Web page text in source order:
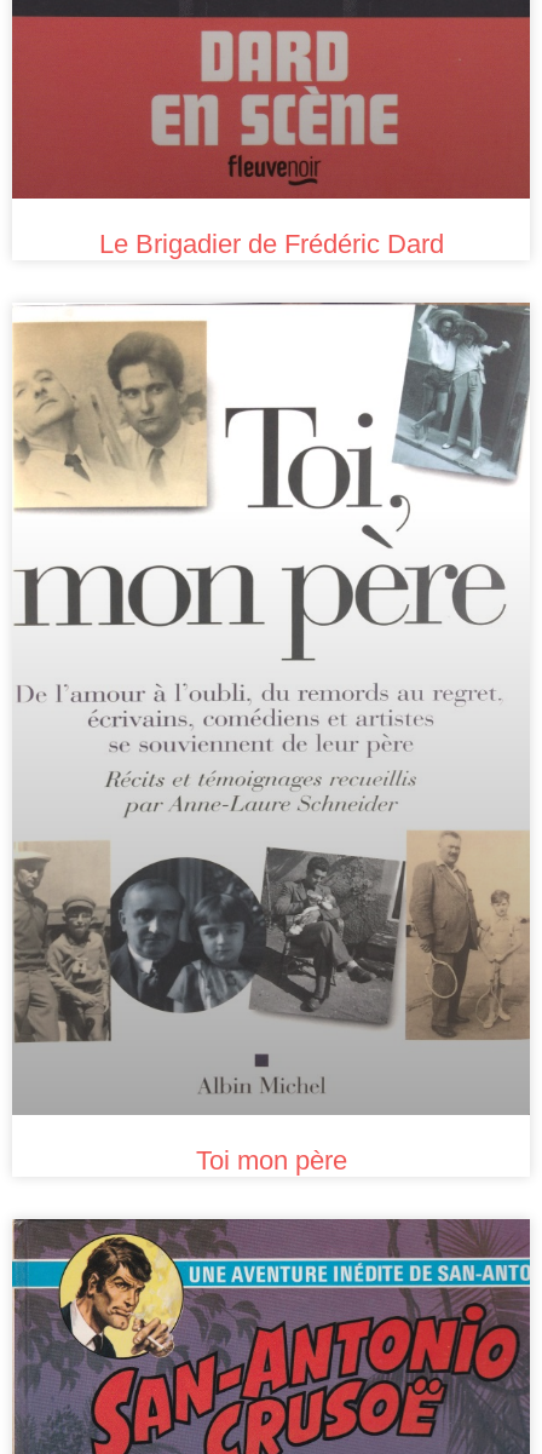
Le Brigadier de Frédéric Dard
Toi mon père